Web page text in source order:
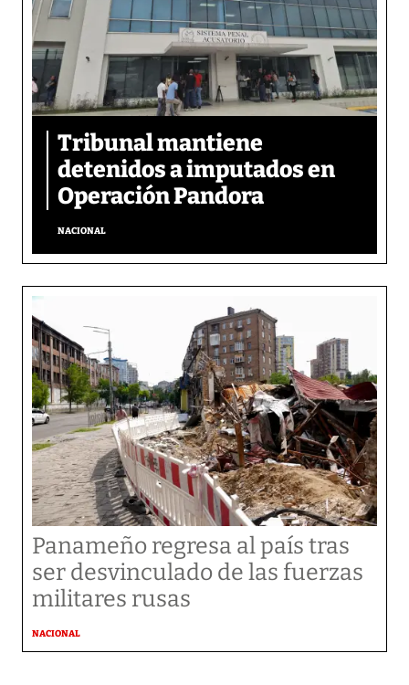
Tribunal mantiene
detenidos a imputados en
Operación Pandora
NACIONAL
Panameño regresa al país tras
ser desvinculado de las fuerzas
militares rusas
NACIONAL